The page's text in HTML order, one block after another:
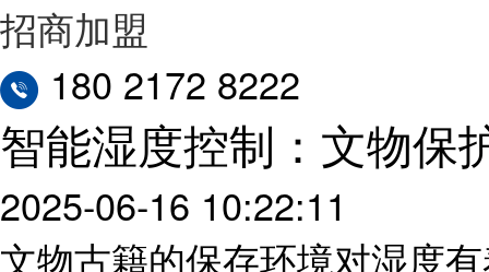
招商加盟
180 2172 8222
智能湿度控制：文物保
2025-06-16 10:22:11
文物古籍的保存环境对湿度